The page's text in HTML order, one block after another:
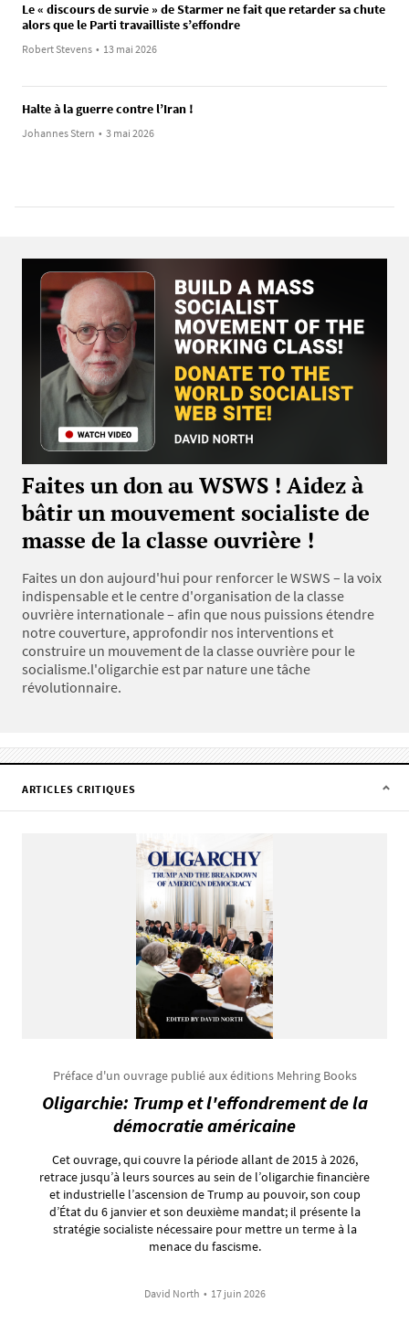
Le « discours de survie » de Starmer ne fait que retarder sa chute
alors que le Parti travailliste s’effondre
Robert Stevens • 13 mai 2026
Halte à la guerre contre l’Iran !
Johannes Stern • 3 mai 2026
Faites un don au WSWS ! Aidez à
bâtir un mouvement socialiste de
masse de la classe ouvrière !
Faites un don aujourd'hui pour renforcer le WSWS – la voix
indispensable et le centre d'organisation de la classe
ouvrière internationale – afin que nous puissions étendre
notre couverture, approfondir nos interventions et
construire un mouvement de la classe ouvrière pour le
socialisme.l'oligarchie est par nature une tâche
révolutionnaire.
ARTICLES CRITIQUES
Préface d'un ouvrage publié aux éditions Mehring Books
Oligarchie: Trump et l'effondrement de la
démocratie américaine
Cet ouvrage, qui couvre la période allant de 2015 à 2026,
retrace jusqu’à leurs sources au sein de l’oligarchie financière
et industrielle l’ascension de Trump au pouvoir, son coup
d’État du 6 janvier et son deuxième mandat; il présente la
stratégie socialiste nécessaire pour mettre un terme à la
menace du fascisme.
David North • 17 juin 2026